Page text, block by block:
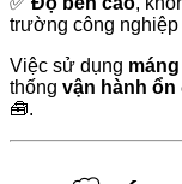
trường công nghiệp
Việc sử dụng
thống vận hành ổn
🧰.